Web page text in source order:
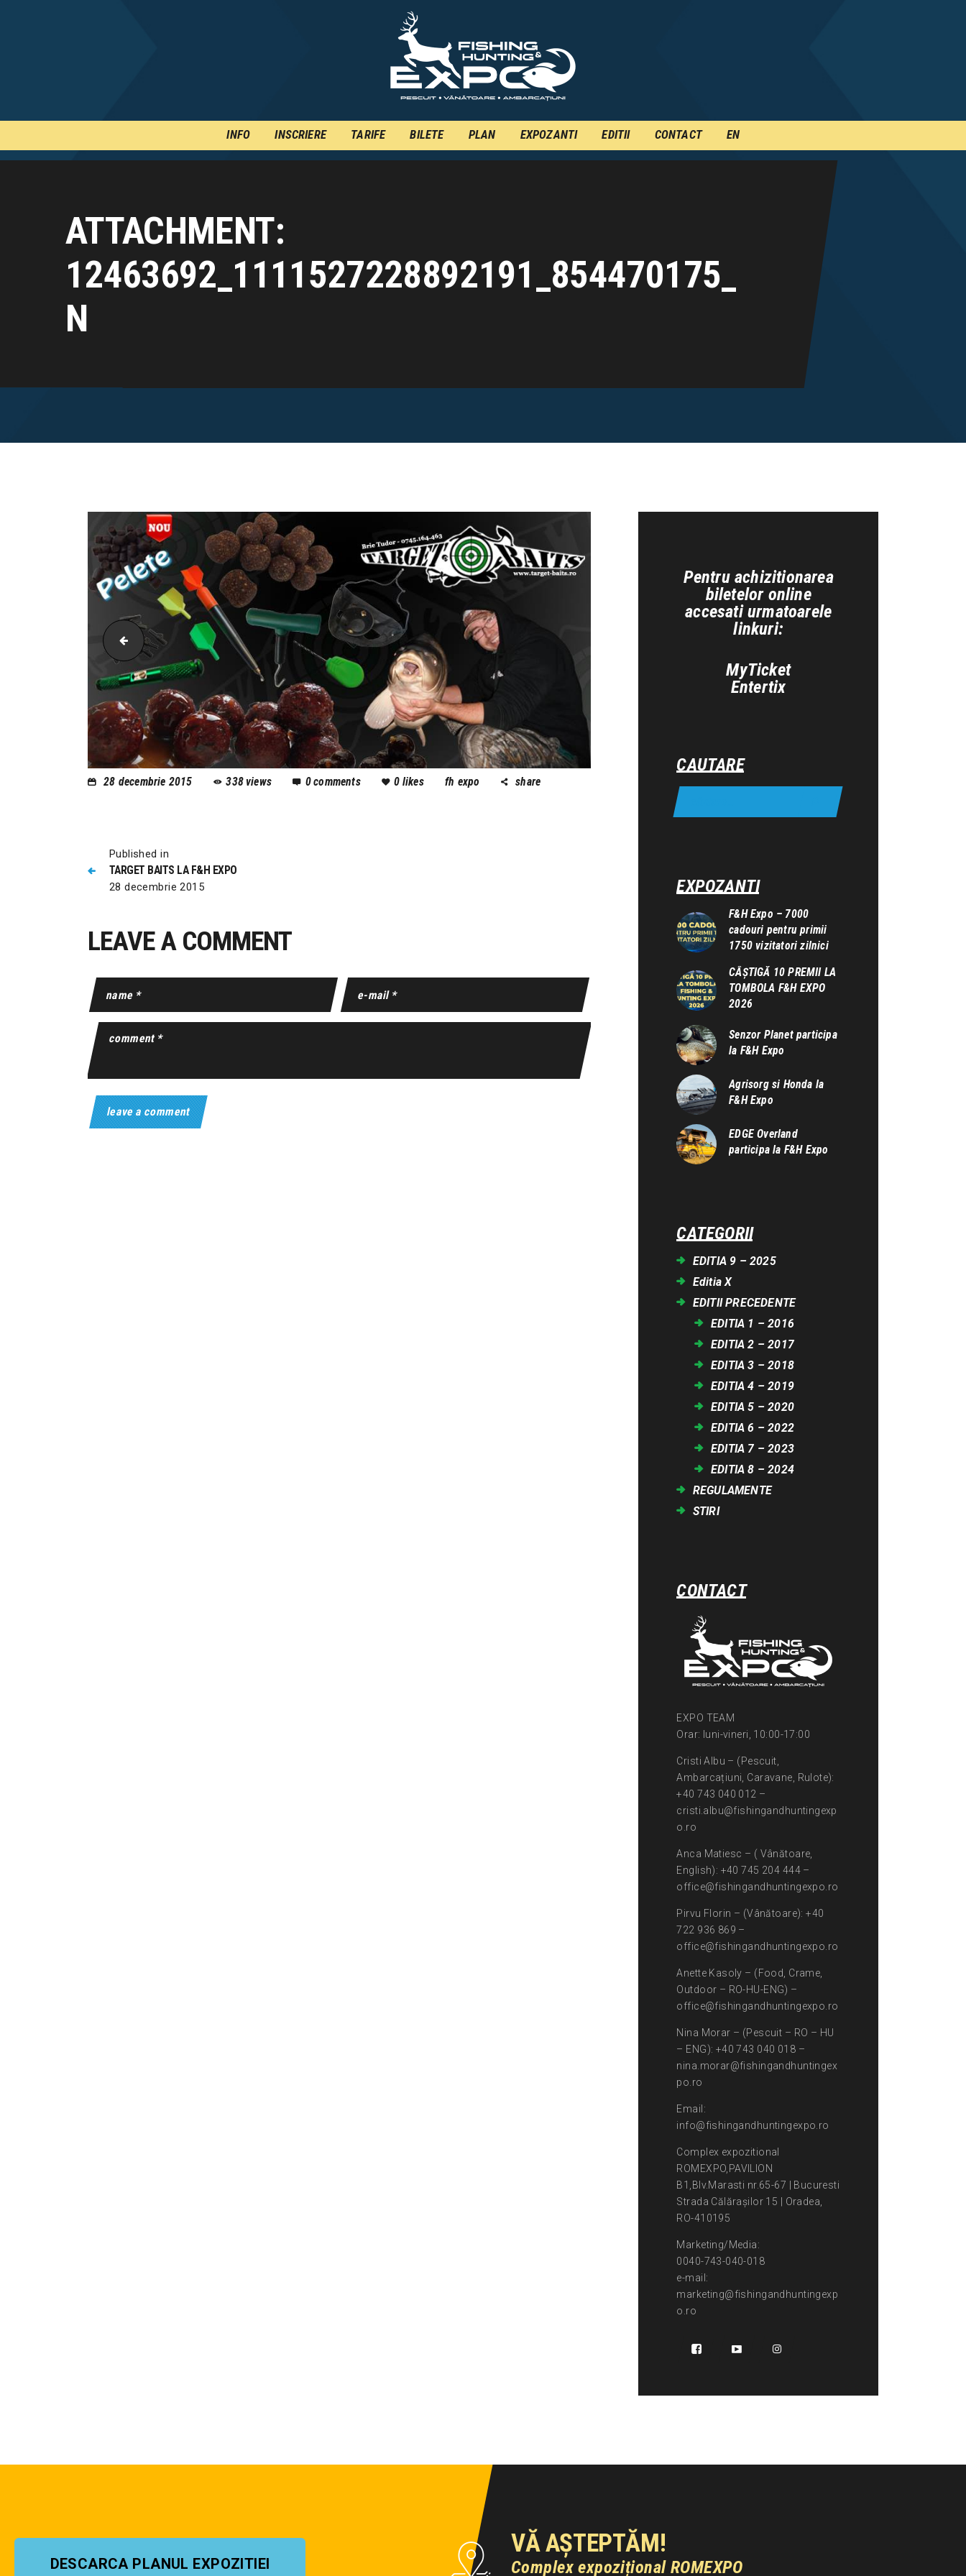
INFO INSCRIERE TARIFE BILETE PLAN EXPOZANTI EDITII CONTACT EN
ATTACHMENT:
12463692_1111527228892191_854470175_
N
INSCRIERE
PLAN
EN
Logo Target Baits
28 decembrie 2015 338views 0comments 0 likes fh expo share
Published in
TARGET BAITS LA F&H EXPO
28 decembrie 2015
LEAVE A COMMENT
Pentru achizitionarea
biletelor online
accesati urmatoarele
linkuri:
MyTicket
Entertix
CAUTARE
EXPOZANTI
F&H Expo – 7000
cadouri pentru primii
1750 vizitatori zilnici
CÂȘTIGĂ 10 PREMII LA
TOMBOLA F&H EXPO
2026
Senzor Planet participa
la F&H Expo
Agrisorg si Honda la
F&H Expo
EDGE Overland
participa la F&H Expo
CATEGORII
EDITIA 9 – 2025
Editia X
EDITII PRECEDENTE
EDITIA 1 – 2016
EDITIA 2 – 2017
EDITIA 3 – 2018
EDITIA 4 – 2019
EDITIA 5 – 2020
EDITIA 6 – 2022
EDITIA 7 – 2023
EDITIA 8 – 2024
REGULAMENTE
STIRI
CONTACT
EXPO TEAM
Orar: luni-vineri, 10:00-17:00
Cristi Albu – (Pescuit,
Ambarcațiuni, Caravane, Rulote):
+40 743 040 012 –
cristi.albu@fishingandhuntingexp
o.ro
Anca Matiesc – ( Vânătoare,
English): +40 745 204 444 –
office@fishingandhuntingexpo.ro
Pirvu Florin – (Vânătoare): +40
722 936 869 –
office@fishingandhuntingexpo.ro
Anette Kasoly – (Food, Crame,
Outdoor – RO-HU-ENG) –
office@fishingandhuntingexpo.ro
Nina Morar – (Pescuit – RO – HU
– ENG): +40 743 040 018 –
nina.morar@fishingandhuntingex
po.ro
Email:
info@fishingandhuntingexpo.ro
Complex expozitional
ROMEXPO,PAVILION
B1,Blv.Marasti nr.65-67 | Bucuresti
Strada Călărașilor 15 | Oradea,
RO-410195
Marketing/Media:
0040-743-040-018
e-mail:
marketing@fishingandhuntingexp
o.ro
DESCARCA PLANUL EXPOZITIEI
VĂ AȘTEPTĂM!
Complex expozițional ROMEXPO